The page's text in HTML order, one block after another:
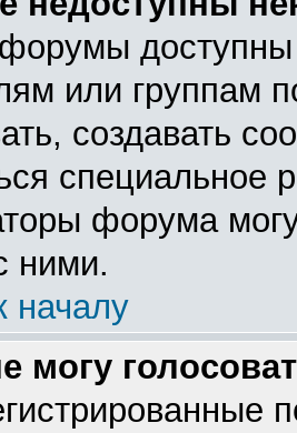
или группам
создавать
форума
ними.
началу
могу